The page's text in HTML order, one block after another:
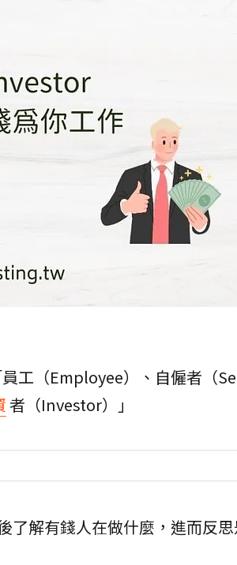
工（Employee）、自僱者（
者（Investor）」
了解有錢人在做什麼，進而反